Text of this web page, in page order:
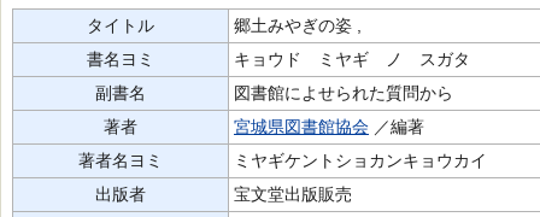
タイトル
郷土みやぎの姿 ,
書名ヨミ
キョウド ミヤギ ノ スガタ
副書名
図書館によせられた質問から
著者
宮城県図書館協会 ／編著
著者名ヨミ
ミヤギケントショカンキョウカイ
出版者
宝文堂出版販売